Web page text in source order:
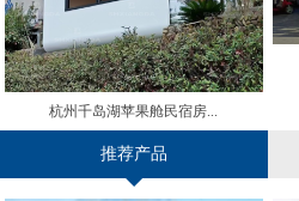
杭州千岛湖苹果舱民宿房...
推荐产品